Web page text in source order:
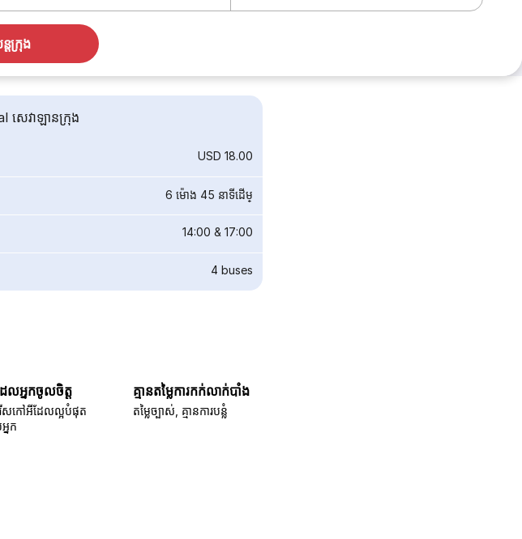
តក្រុង
សេវាឡានក្រុង
USD 18.00
6 ម៉ោង 45 នាទី​ដើម្
14:00 & 17:00
4 buses
លអ្នកចូលចិត្ត
ើសកៅអីដែលល្អបំផុត
នក
គ្មានតម្លៃការកក់លាក់បាំង
តម្លៃច្បាស់, គ្មានការបន្លំ